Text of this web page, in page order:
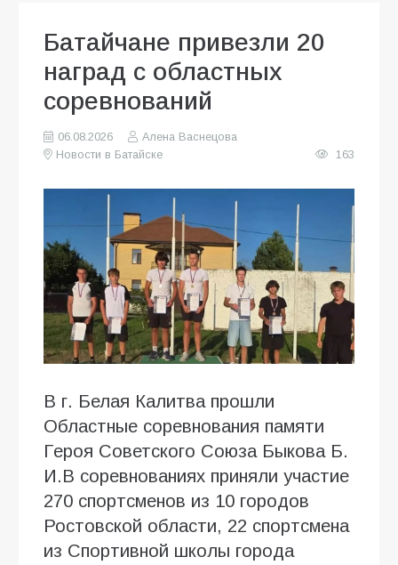
Батайчане привезли 20
наград с областных
соревнований
06.08.2026
Алена Васнецова
Новости в Батайске
163
В г. Белая Калитва прошли
Областные соревнования памяти
Героя Советского Союза Быкова Б.
И.В соревнованиях приняли участие
270 спортсменов из 10 городов
Ростовской области, 22 спортсмена
из Спортивной школы города